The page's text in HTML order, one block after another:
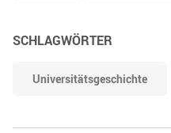
SCHLAGWÖRTER
Universitätsgeschichte